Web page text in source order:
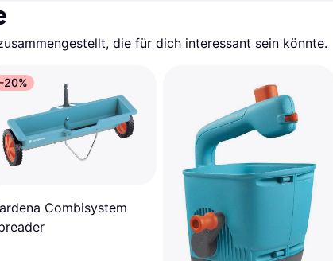
die für dich interessant sein könnte.
-20%
Combisystem